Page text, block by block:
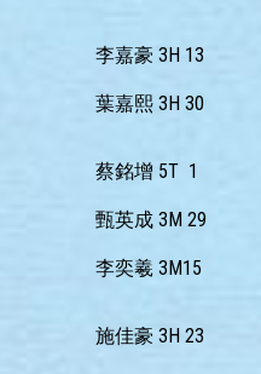
李嘉豪 3H 13
葉嘉熙 3H 30
蔡銘增 5T 1
甄英成 3M 29
李奕羲 3M15
施佳豪 3H 23